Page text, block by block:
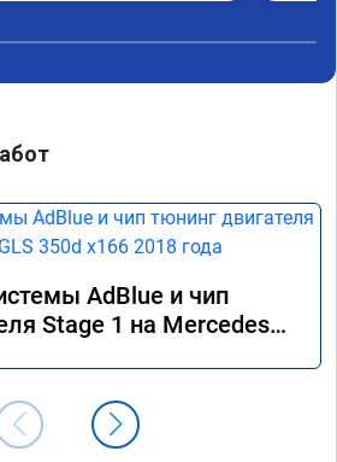
AdBlue и чип
Stage 1 на Mercedes